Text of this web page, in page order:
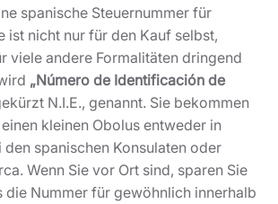
spanische Steuernummer für
ist nicht nur für den Kauf selbst,
viele andere Formalitäten dringend
„Número de Identificación de
N.I.E., genannt. Sie bekommen
kleinen Obolus entweder in
den spanischen Konsulaten oder
Wenn Sie vor Ort sind, sparen Sie
die Nummer für gewöhnlich innerhalb